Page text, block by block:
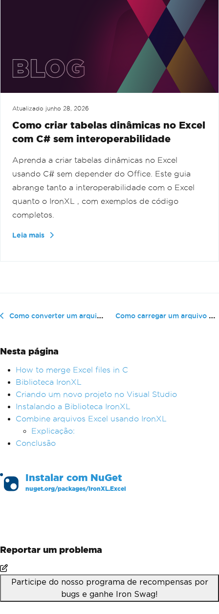
Atualizado junho 28, 2026
Como criar tabelas dinâmicas no Excel
com C# sem interoperabilidade
Aprenda a criar tabelas dinâmicas no Excel
usando C# sem depender do Office. Este guia
abrange tanto a interoperabilidade com o Excel
quanto o IronXL , com exemplos de código
completos.
Leia mais
Como converter um arquivo Excel em um DataTable em C# sem usar OLEDB Como carregar um arquivo Excel em C#
Nesta página
How to merge Excel files in C
Biblioteca IronXL
Criando um novo projeto no Visual Studio
Instalando a Biblioteca IronXL
Combine arquivos Excel usando IronXL
Explicação:
Conclusão
Instalar com NuGet
nuget.org/packages/IronXL.Excel
Reportar um problema
Participe do nosso programa de recompensas por
bugs e ganhe Iron Swag!